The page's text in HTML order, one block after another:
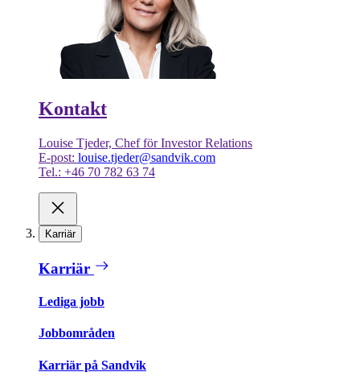
Kontakt
Louise Tjeder, Chef för Investor Relations
E-post: louise.tjeder@sandvik.com
Tel.: +46 70 782 63 74
Karriär
Karriär
Lediga jobb
Jobbområden
Karriär på Sandvik